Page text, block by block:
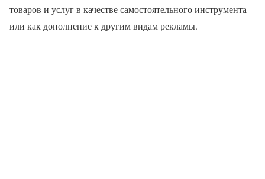
товаров и услуг в качестве самостоятельного инструмента
или как дополнение к другим видам рекламы.